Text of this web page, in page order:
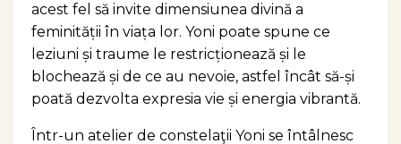
acest fel să invite dimensiunea divină a
feminității în viața lor. Yoni poate spune ce
leziuni și traume le restricționează și le
blochează și de ce au nevoie, astfel încât să-și
poată dezvolta expresia vie și energia vibrantă.
Într-un atelier de constelaţii Yoni se întâlnesc